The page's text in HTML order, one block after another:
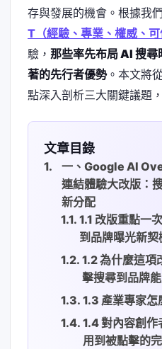
存與發展的機會。根據我
T（經驗、專業、權威、可
驗， 那些率先布局 AI 搜
著的先行者優勢。本文將
點深入剖析三大關鍵議題
文章目錄
一、Google AI
連結體驗大改版：
新分配
1.1 改版重點一
到品牌曝光新契
1.2 為什麼這項
擊搜尋到品牌
1.3 產業專家怎
1.4 對內容創作
用到被點擊的